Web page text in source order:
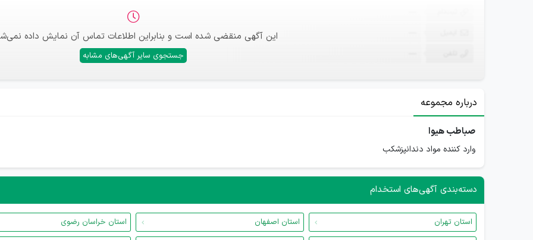
این آگهی منقضی شده است و بنابراین اطلاعات تماس آن نمایش داده
جستجوی سایر آگهی‌های مشابه
درباره مجموعه
صباطب هیوا
وارد کننده مواد دندانپزشکب
دسته‌بندی آگهی‌های استخدام
استان تهران استان اصفهان استان خراسان رضوی